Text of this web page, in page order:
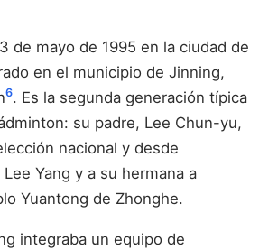
de mayo de 1995 en la ciudad de
en el municipio de Jinning,
6. Es la segunda generación típica
su padre, Lee Chun-yu,
nacional y desde
Yang y a su hermana a
Yuantong de Zhonghe.
integraba un equipo de